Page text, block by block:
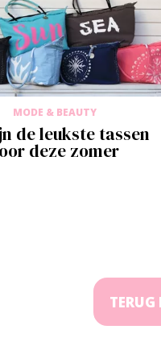
MODE & BEAUTY
de leukste tassen
deze zomer